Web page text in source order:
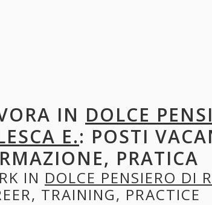
IN DOLCE
E.: POSTI
PRATICA
IN DOLCE PENSIERO DI
TRAINING, PRACTICE